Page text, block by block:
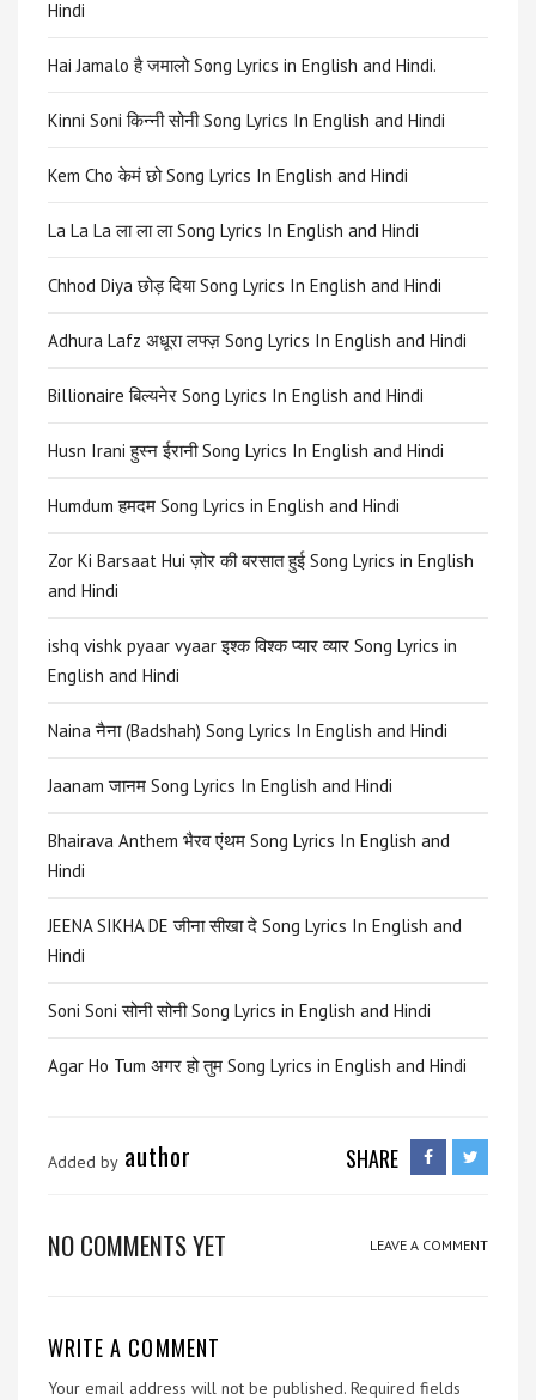
Hindi
Hai Jamalo है जमालो Song Lyrics in English and Hindi.
Kinni Soni किन्नी सोनी Song Lyrics In English and Hindi
Kem Cho केमं छो Song Lyrics In English and Hindi
La La La ला ला ला Song Lyrics In English and Hindi
Chhod Diya छोड़ दिया Song Lyrics In English and Hindi
Adhura Lafz अधूरा लफ्ज़ Song Lyrics In English and Hindi
Billionaire बिल्यनेर Song Lyrics In English and Hindi
Husn Irani हुस्न ईरानी Song Lyrics In English and Hindi
Humdum हमदम Song Lyrics in English and Hindi
Zor Ki Barsaat Hui ज़ोर की बरसात हुई Song Lyrics in English
and Hindi
ishq vishk pyaar vyaar इश्क विश्क प्यार व्यार Song Lyrics in
English and Hindi
Naina नैना (Badshah) Song Lyrics In English and Hindi
Jaanam जानम Song Lyrics In English and Hindi
Bhairava Anthem भैरव एंथम Song Lyrics In English and
Hindi
JEENA SIKHA DE जीना सीखा दे Song Lyrics In English and
Hindi
Soni Soni सोनी सोनी Song Lyrics in English and Hindi
Agar Ho Tum अगर हो तुम Song Lyrics in English and Hindi
Added by author SHARE
NO COMMENTS YET LEAVE A COMMENT
WRITE A COMMENT
Your email address will not be published. Required fields